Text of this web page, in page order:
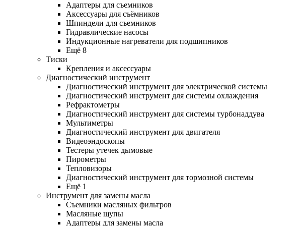
Адаптеры для съемников
Аксессуары для съёмников
Шпиндели для съемников
Гидравлические насосы
Индукционные нагреватели для подшипников
Ещё 8
Тиски
Крепления и аксессуары
Диагностический инструмент
Диагностический инструмент для электрической системы
Диагностический инструмент для системы охлаждения
Рефрактометры
Диагностический инструмент для системы турбонаддува
Мультиметры
Диагностический инструмент для двигателя
Видеоэндоскопы
Тестеры утечек дымовые
Пирометры
Тепловизоры
Диагностический инструмент для тормозной системы
Ещё 1
Инструмент для замены масла
Съемники масляных фильтров
Масляные щупы
Адаптеры для замены масла